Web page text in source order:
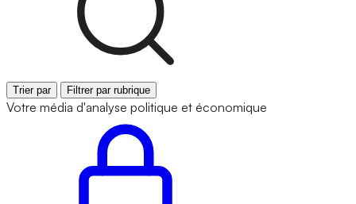
Trier par Filtrer par rubrique
Votre média d'analyse politique et économique